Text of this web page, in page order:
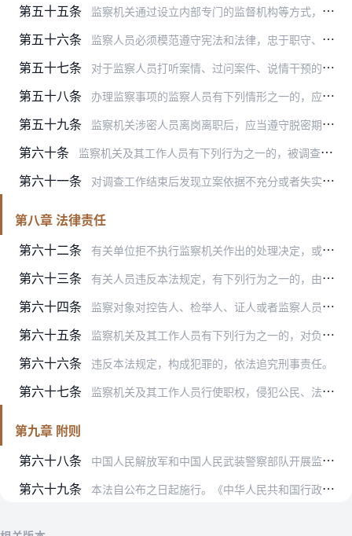
第五十五条 监察机关通过设立内部专门的监督机构等方式，加强对监察人员执行职务和遵守法律情况的监督，建设忠诚、干净、担当的监察队伍。
第五十六条 监察人员必须模范遵守宪法和法律，忠于职守、秉公执法，清正廉洁、保守秘密；必须具有良好的政治素质，熟悉监察业务，具备运用法律、法规、政策和调查取证等能力，自觉接受…
第五十七条 对于监察人员打听案情、过问案件、说情干预的，办理监察事项的监察人员应当及时报告。有关情况应当登记备案。
第五十八条 办理监察事项的监察人员有下列情形之一的，应当自行回避，监察对象、检举人及其他有关人员也有权要求其回避：
第五十九条 监察机关涉密人员离岗离职后，应当遵守脱密期管理规定，严格履行保密义务，不得泄露相关秘密。
第六十条 监察机关及其工作人员有下列行为之一的，被调查人及其近亲属有权向该机关申诉：
第六十一条 对调查工作结束后发现立案依据不充分或者失实，案件处置出现重大失误，监察人员严重违法的，应当追究负有责任的领导人员和直接责任人员的责任。
第八章 法律责任
第六十二条
有关单位拒不执行监察机关作出的处理决定，或者无正当理由拒不采纳监察建议的，由其主管部门、上级机关责令改正，对单位给予通报批评；对负有责任的领导人员和直接责任人员…
第六十三条 有关人员违反本法规定，有下列行为之一的，由其所在单位、主管部门、上级机关或者监察机关责令改正，依法给予处理：
第六十四条 监察对象对控告人、检举人、证人或者监察人员进行报复陷害的；控告人、检举人、证人捏造事实诬告陷害监察对象的，依法给予处理。
第六十五条 监察机关及其工作人员有下列行为之一的，对负有责任的领导人员和直接责任人员依法给予处理：
第六十六条 违反本法规定，构成犯罪的，依法追究刑事责任。
第六十七条 监察机关及其工作人员行使职权，侵犯公民、法人和其他组织的合法权益造成损害的，依法给予国家赔偿。
第九章 附则
第六十八条
中国人民解放军和中国人民武装警察部队开展监察工作，由中央军事委员会根据本法制定具体规定。
第六十九条 本法自公布之日起施行。《中华人民共和国行政监察法》同时废止。